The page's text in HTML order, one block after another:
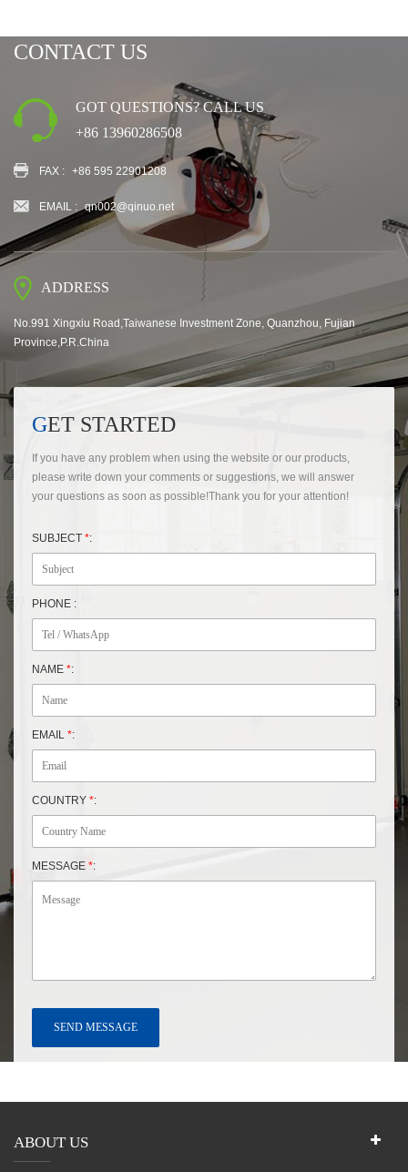
CONTACT US
GOT QUESTIONS? CALL US
+86 13960286508
FAX : +86 595 22901208
EMAIL : qn002@qinuo.net
ADDRESS
No.991 Xingxiu Road,Taiwanese Investment Zone, Quanzhou, Fujian
Province,P.R.China
GET STARTED
If you have any problem when using the website or our products,
please write down your comments or suggestions, we will answer
your questions as soon as possible!Thank you for your attention!
SUBJECT *:
PHONE :
NAME *:
EMAIL *:
COUNTRY *:
MESSAGE *:
ABOUT US